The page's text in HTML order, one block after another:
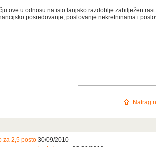
ove u odnosu na isto lanjsko razdoblje zabilježen rast
posredovanje, poslovanje nekretninama i
Natrag
za 2,5 posto 30/09/2010